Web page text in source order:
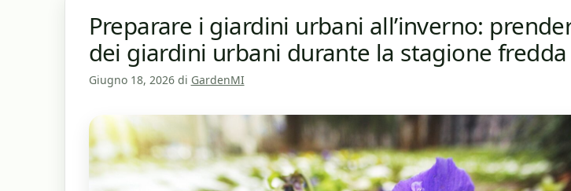
Preparare i giardini urbani all’inverno:
dei giardini urbani durante la stagione fredda
Giugno 18, 2026 di GardenMI